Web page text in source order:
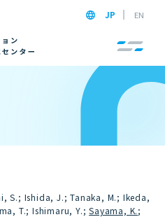
JP EN
S.; Ishida, J.; Tanaka, M.; Ikeda,
T.; Ishimaru, Y.;Sayama, K.;